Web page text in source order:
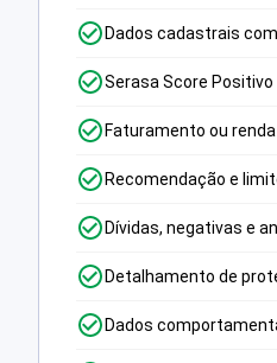
Dados cadastrais
Serasa Score Positivo
Faturamento ou
Recomendação e
Dívidas, negativas e
Detalhamento de
Dados